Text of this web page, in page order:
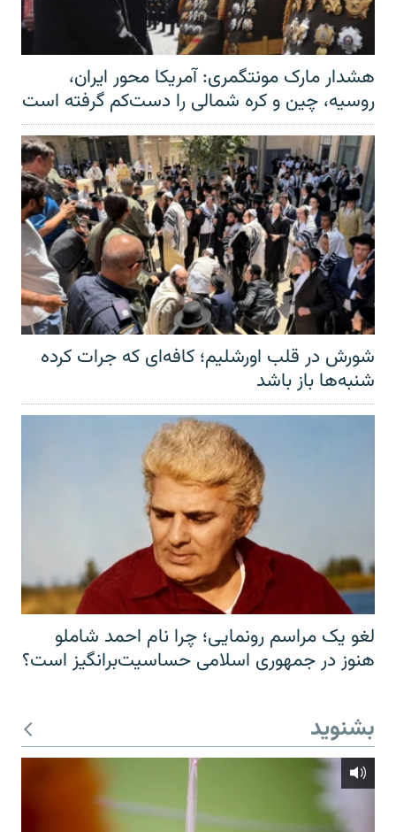
هشدار مارک مونتگمری: آمریکا محور ایران،
روسیه، چین و کره شمالی را دست‌کم گرفته است
شورش در قلب اورشلیم؛ کافه‌ای که جرات کرده
شنبه‌ها باز باشد
لغو یک مراسم رونمایی؛ چرا نام احمد شاملو
هنوز در جمهوری اسلامی حساسیت‌برانگیز است؟
بشنوید